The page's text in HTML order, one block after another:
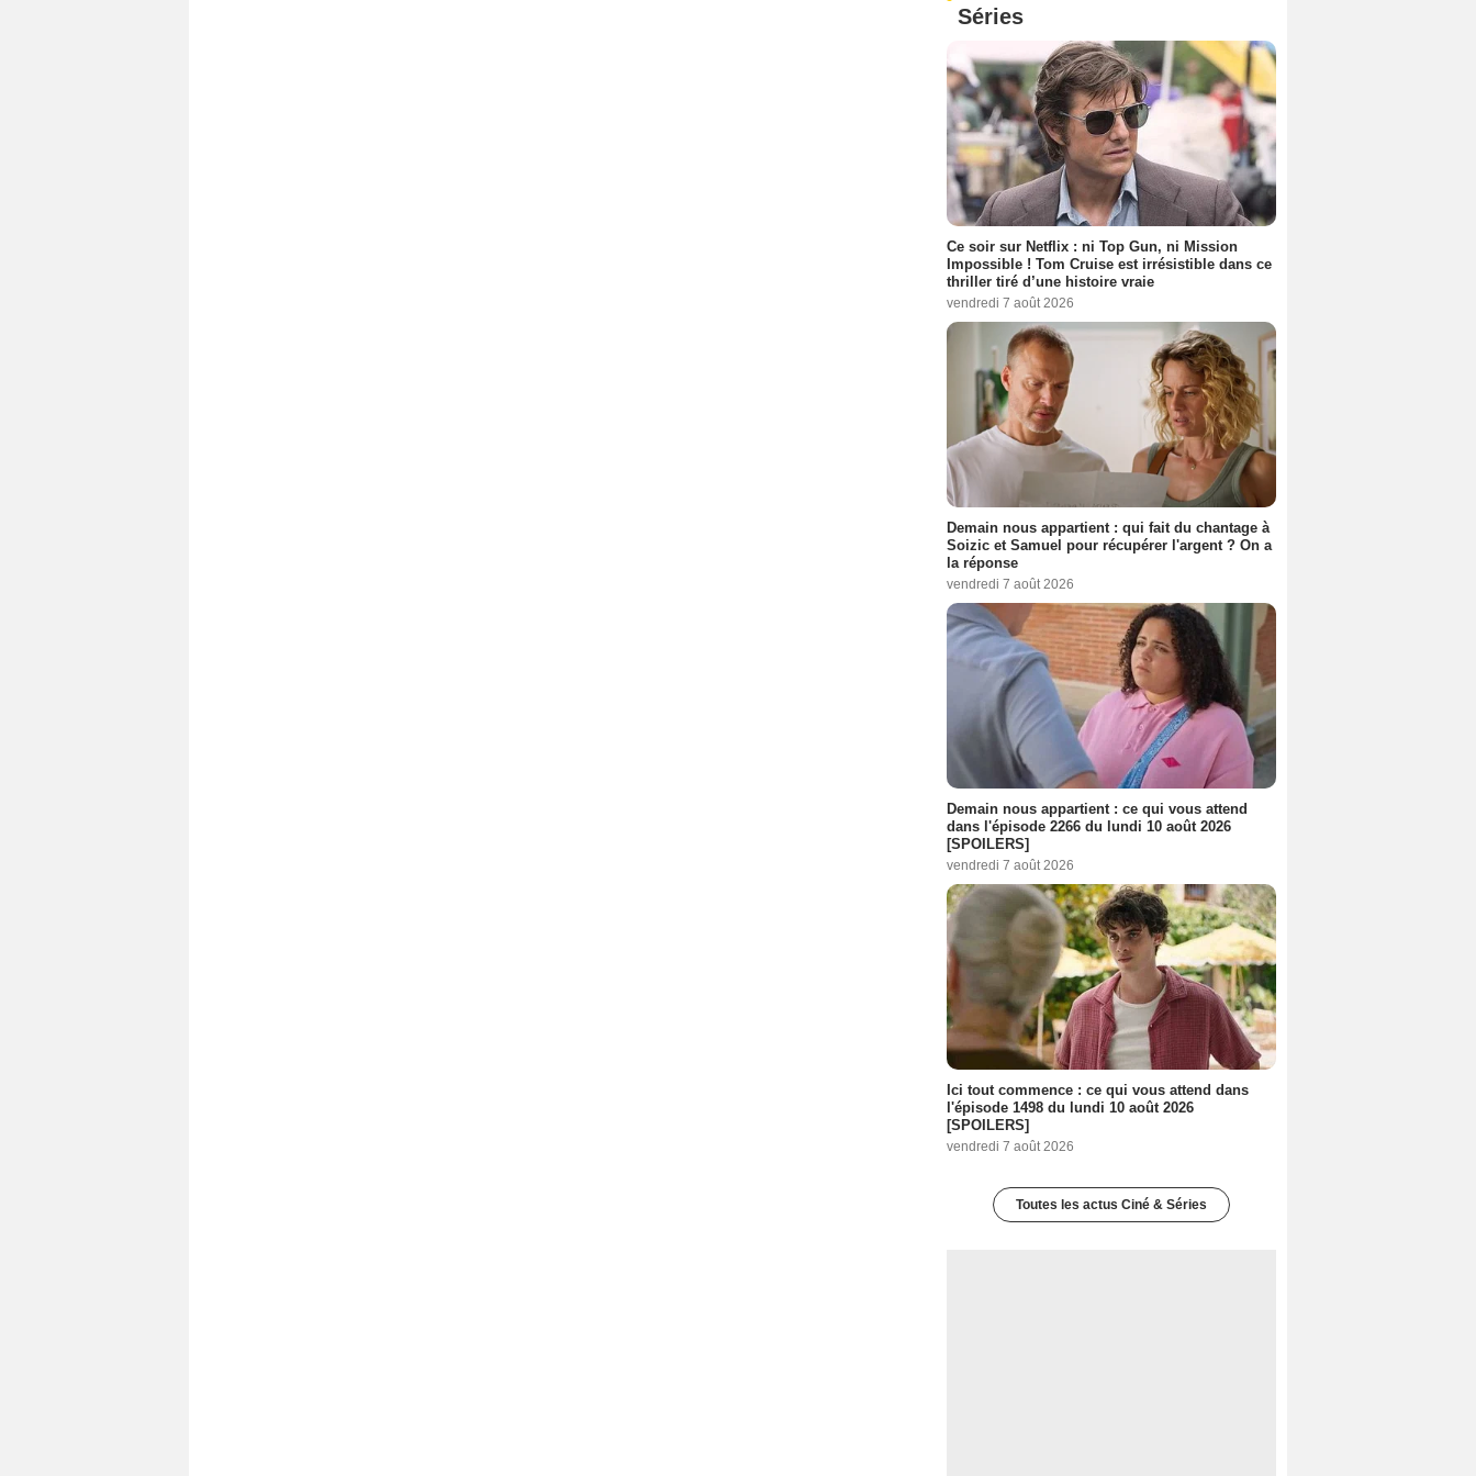
Séries
Ce soir sur Netflix : ni Top Gun, ni Mission
Impossible ! Tom Cruise est irrésistible dans ce
thriller tiré d’une histoire vraie
vendredi 7 août 2026
Demain nous appartient : qui fait du chantage à
Soizic et Samuel pour récupérer l'argent ? On a
la réponse
vendredi 7 août 2026
Demain nous appartient : ce qui vous attend
dans l'épisode 2266 du lundi 10 août 2026
[SPOILERS]
vendredi 7 août 2026
Ici tout commence : ce qui vous attend dans
l'épisode 1498 du lundi 10 août 2026
[SPOILERS]
vendredi 7 août 2026
Toutes les actus Ciné & Séries